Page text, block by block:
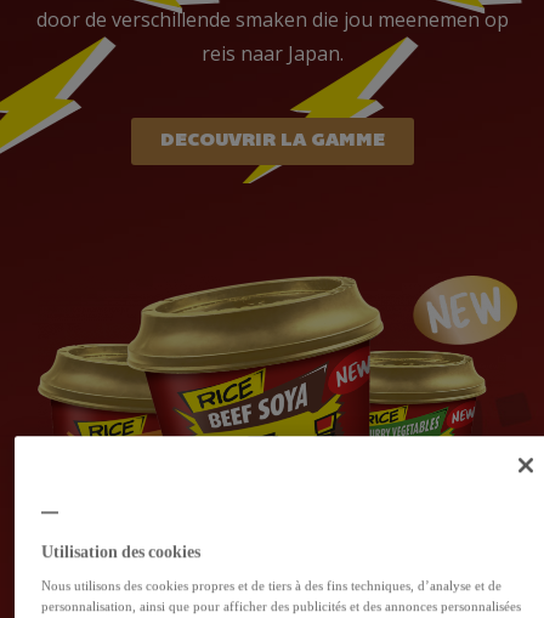
door de verschillende smaken die jou meenemen op
reis naar Japan.
DECOUVRIR LA GAMME
Utilisation des cookies
Nous utilisons des cookies propres et de tiers à des fins techniques, d’analyse et de
personnalisation, ainsi que pour afficher des publicités et des annonces personnalisées